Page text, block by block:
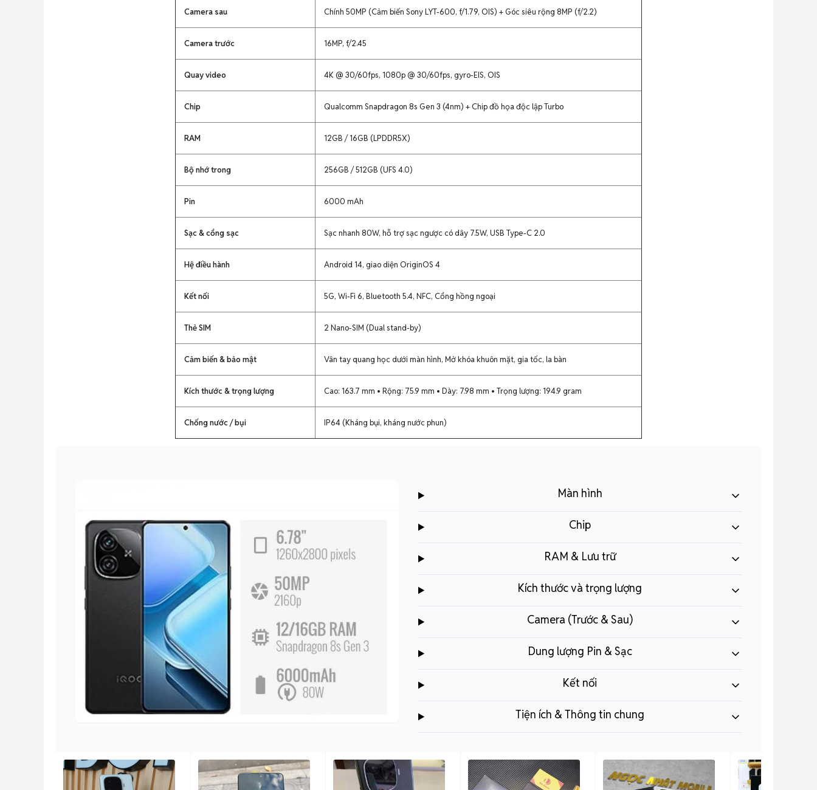
Camera sau Chính 50MP (Cảm biến Sony LYT-600, f/1.79, OIS) + Góc siêu rộng 8MP (f/2.2)
Camera trước 16MP, f/2.45
Quay video 4K @ 30/60fps, 1080p @ 30/60fps, gyro-EIS, OIS
Chip Qualcomm Snapdragon 8s Gen 3 (4nm) + Chip đồ họa độc lập Turbo
RAM 12GB / 16GB (LPDDR5X)
Bộ nhớ trong 256GB / 512GB (UFS 4.0)
Pin 6000 mAh
Sạc & cổng sạc Sạc nhanh 80W, hỗ trợ sạc ngược có dây 7.5W, USB Type-C 2.0
Hệ điều hành Android 14, giao diện OriginOS 4
Kết nối 5G, Wi-Fi 6, Bluetooth 5.4, NFC, Cổng hồng ngoại
Thẻ SIM 2 Nano-SIM (Dual stand-by)
Cảm biến & bảo mật Vân tay quang học dưới màn hình, Mở khóa khuôn mặt, gia tốc, la bàn
Kích thước & trọng lượng Cao: 163.7 mm • Rộng: 75.9 mm • Dày: 7.98 mm • Trọng lượng: 194.9 gram
Chống nước / bụi IP64 (Kháng bụi, kháng nước phun)
Màn hình
Chip
RAM & Lưu trữ
Kích thước và trọng lượng
Camera (Trước & Sau)
Dung lượng Pin & Sạc
Kết nối
Tiện ích & Thông tin chung